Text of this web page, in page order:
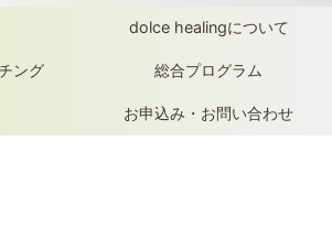
dolce healingについて
ング 総合プログラム
お申込み・お問い合わせ